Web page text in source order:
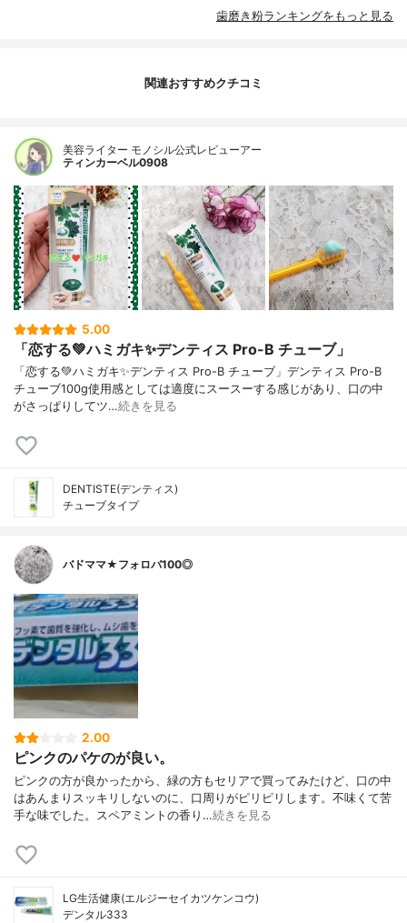
歯磨き粉ランキングをもっと見る
関連おすすめクチコミ
美容ライター モノシル公式レビューアー
ティンカーベル0908
5.00
「恋する💚ハミガキ✨デンティス Pro-B チューブ」
「恋する💚ハミガキ✨デンティス Pro-B チューブ」デンティス Pro-B
チューブ100g使用感としては適度にスースーする感じがあり、口の中
がさっぱりしてツ…続きを見る
DENTISTE(デンティス)
チューブタイプ
バドママ★フォロバ100◎
2.00
ピンクのパケのが良い。
ピンクの方が良かったから、緑の方もセリアで買ってみたけど、口の中
はあんまりスッキリしないのに、口周りがピリピリします。不味くて苦
手な味でした。スペアミントの香り…続きを見る
LG生活健康(エルジーセイカツケンコウ)
デンタル333